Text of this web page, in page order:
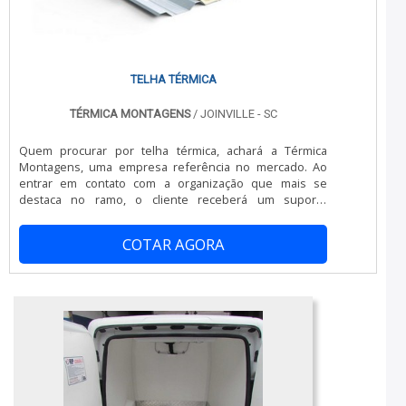
sucesso de cada cliente de ponta a ponta....
Térmica Montagens se mostra referência por ter: Preço
empresa, a mesma deve prezar pelos produtos e
passam despercebidos em outras companhias e podem
que a Térmica Montagens é uma empresa
comprometida com seus serviços no segmento de
sistemas termoisolantes. A empresa foca tudo que há
de mais atual para garantir a qualidade final para cada
cliente.A MELHOR EMPRESA NO SEGMENTOSomente na
Térmica Montagens tem o que há de melhor no ramo de
sistemas termoisolantes. Os clientes encontram itens
como câmara fria industrial e painel de fachada com
ótima qualidade e excelente custo-benefício.Para tal
competentes e em equipamentos inovadores. A Térmica
Montagens é uma empresa que tem despontado no
mercado pela seriedade e qualidade que garante a
melhor experiência para parceiros novos e antigos....
TELHA TÉRMICA
TÉRMICA MONTAGENS/ JOINVILLE - SC
Quem procurar por telha térmica, achará a Térmica
Montagens, uma empresa referência no mercado. Ao
entrar em contato com a organização que mais se
destaca no ramo, o cliente receberá um suporte
a ser adquirido.MAIS SOBRE TELHA TÉRMICAQuem
precisa de telha térmica em uma empresa que preza
pela segurança, descobre o site da Térmica Montagens.
garantindo o que há de melhor em tecnologia no
segmento.Ainda com uma visão analítica sobre telha
térmica, deve-se ter a exatidão em orçar com empresas
que prezam por produtos e serviços que tenham ótima
qualidade e assertividade, pontos importantes que
ficam de fora no planejamento de empresas que visam
apenas o lucro, deixando a desejar nos outros fatores.É
COTAR AGORA